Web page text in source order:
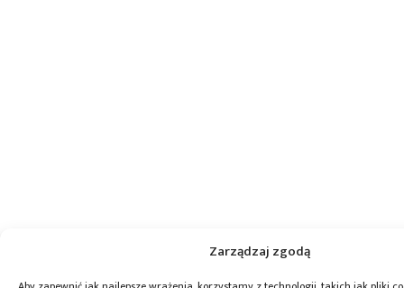
Zarządzaj zgodą